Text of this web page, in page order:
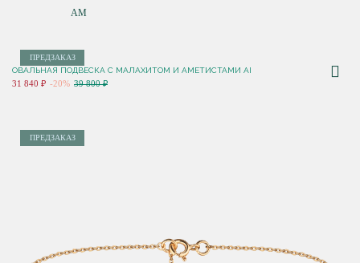
ПО НОВИНКАМ
ПРЕДЗАКАЗ
ОВАЛЬНАЯ ПОДВЕСКА С МАЛАХИТОМ И АМЕТИСТАМИ AI
31 840 ₽ -20% 39 800 ₽
ПРЕДЗАКАЗ